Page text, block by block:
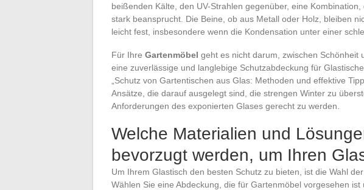
beißenden Kälte, den UV-Strahlen gegenüber, eine
stark beansprucht. Die Beine, ob aus Metall oder Holz, bleiben
leicht fest, insbesondere wenn die Kondensation unter einer
Für Ihre Gartenmöbel geht es nicht darum, zwischen Schönheit
eine zuverlässige und langlebige Schutzabdeckung für
„Schutz von Gartentischen aus Glas: Methoden und effektive
Ansätze, die darauf ausgelegt sind, die strengen Winter zu
Anforderungen des exponierten Glases gerecht zu werden.
Welche Materialien und
bevorzugt werden, um Ihren
Um Ihrem Glastisch den besten Schutz zu bieten, ist die Wahl der
Wählen Sie eine Abdeckung, die für Gartenmöbel vorgesehen ist